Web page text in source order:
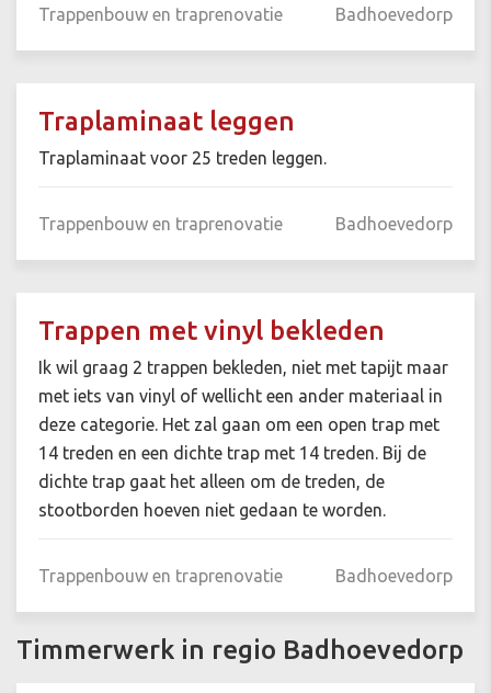
Trappenbouw en traprenovatie Badhoevedorp
Traplaminaat leggen
Traplaminaat voor 25 treden leggen.
Trappenbouw en traprenovatie Badhoevedorp
Trappen met vinyl bekleden
Ik wil graag 2 trappen bekleden, niet met tapijt maar
met iets van vinyl of wellicht een ander materiaal in
deze categorie. Het zal gaan om een open trap met
14 treden en een dichte trap met 14 treden. Bij de
dichte trap gaat het alleen om de treden, de
stootborden hoeven niet gedaan te worden.
Trappenbouw en traprenovatie Badhoevedorp
Timmerwerk in regio Badhoevedorp